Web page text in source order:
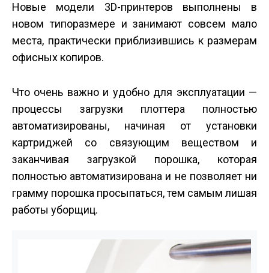
Новые модели 3D-принтеров выполнены в
новом типоразмере и занимают совсем мало
места, практически приблизившись к размерам
офисных копиров.
Что очень важно и удобно для эксплуатации —
процессы загрузки плоттера полностью
автоматизированы, начиная от установки
картриджей со связующим веществом и
заканчивая загрузкой порошка, которая
полностью автоматизирована и не позволяет ни
грамму порошка просыпаться, тем самым лишая
работы уборщиц.